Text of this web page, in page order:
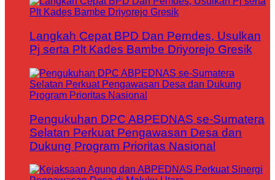
Langkah Cepat BPD Dan Pemdes, Usulkan
Pj serta Plt Kades Bambe Driyorejo Gresik
Pengukuhan DPC ABPEDNAS se-Sumatera
Selatan Perkuat Pengawasan Desa dan
Dukung Program Prioritas Nasional